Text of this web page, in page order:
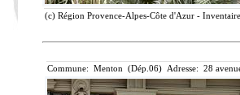
(c) Région Provence-Alpes-Côte d'Azur -
Commune: Menton (Dép.06) Adresse: 28